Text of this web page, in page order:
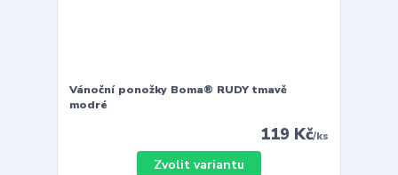
Vánoční ponožky Boma® RUDY tmavě
modré
119 Kč/ks
Zvolit variantu